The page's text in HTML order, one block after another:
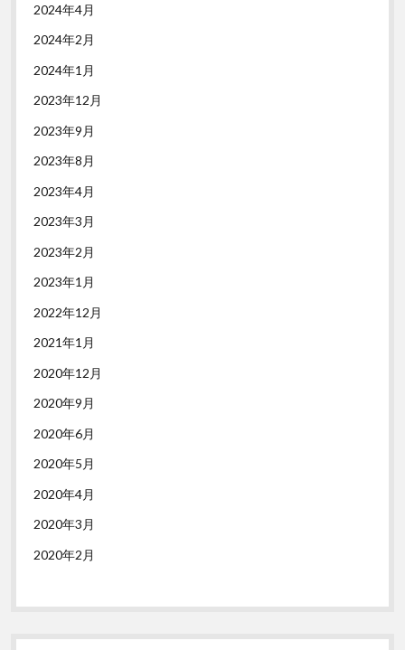
2024年4月
2024年2月
2024年1月
2023年12月
2023年9月
2023年8月
2023年4月
2023年3月
2023年2月
2023年1月
2022年12月
2021年1月
2020年12月
2020年9月
2020年6月
2020年5月
2020年4月
2020年3月
2020年2月